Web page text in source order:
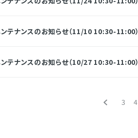
テナンスのお知らせ（11/10 10:30-11:00）
テナンスのお知らせ（10/27 10:30-11:00）
3 4